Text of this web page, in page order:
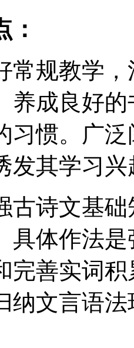
：
常规教学
养成良好
习惯。广
发其学习兴
古诗文基
具体作法
完善实词
纳文言语